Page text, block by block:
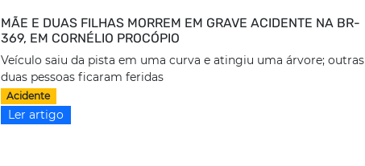
MÃE E DUAS FILHAS MORREM EM GRAVE ACIDENTE NA BR-
369, EM CORNÉLIO PROCÓPIO
Veículo saiu da pista em uma curva e atingiu uma árvore; outras
duas pessoas ficaram feridas
Acidente
Ler artigo